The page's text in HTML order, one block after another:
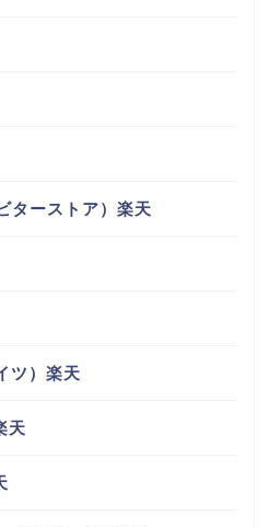
ターストア）楽天
ツ）楽天
天